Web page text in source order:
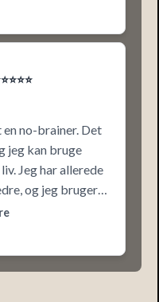
no-brainer. Det
jeg kan bruge
Jeg har allerede
og jeg bruger
på mig selv